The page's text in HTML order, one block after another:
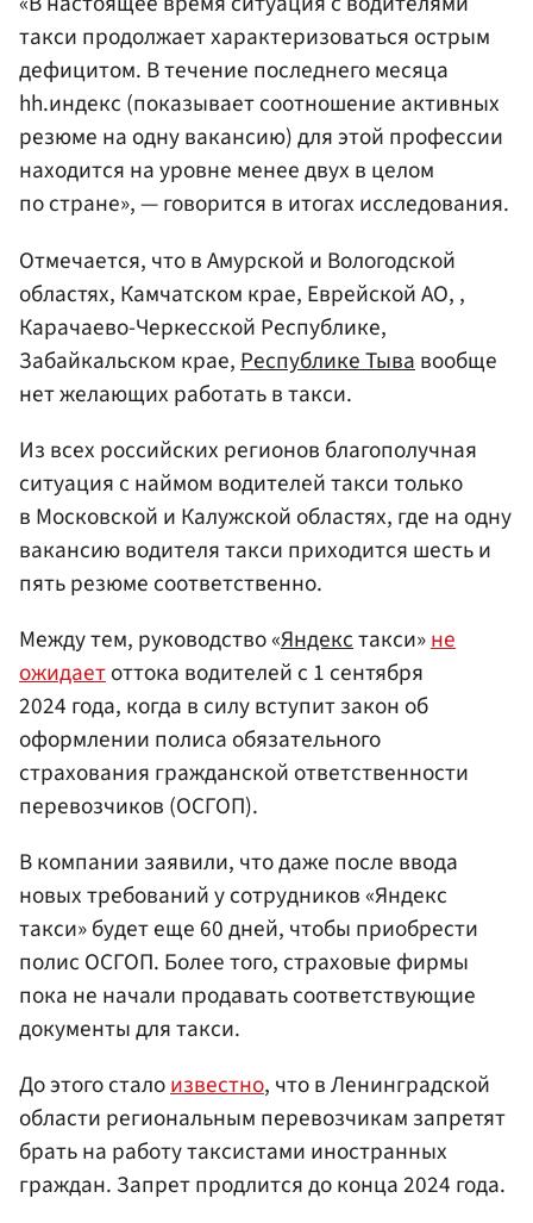
такси продолжает характеризоваться острым
дефицитом. В течение последнего месяца
hh.индекс (показывает соотношение активных
резюме на одну вакансию) для этой профессии
находится на уровне менее двух в целом
по стране», — говорится в итогах исследования.
Отмечается, что в Амурской и Вологодской
областях, Камчатском крае, Еврейской АО, ,
Карачаево-Черкесской Республике,
Забайкальском крае, Республике Тыва вообще
нет желающих работать в такси.
Из всех российских регионов благополучная
ситуация с наймом водителей такси только
в Московской и Калужской областях, где на одну
вакансию водителя такси приходится шесть и
пять резюме соответственно.
Между тем, руководство «Яндекстакси»не
ожидаетоттока водителей с 1 сентября
2024 года, когда в силу вступит закон об
оформлении полиса обязательного
страхования гражданской ответственности
перевозчиков (ОСГОП).
В компании заявили, что даже после ввода
новых требований у сотрудников «Яндекс
такси» будет еще 60 дней, чтобы приобрести
полис ОСГОП. Более того, страховые фирмы
пока не начали продавать соответствующие
документы для такси.
До этого сталоизвестно, что в Ленинградской
области региональным перевозчикам запретят
брать на работу таксистами иностранных
граждан. Запрет продлится до конца 2024 года.